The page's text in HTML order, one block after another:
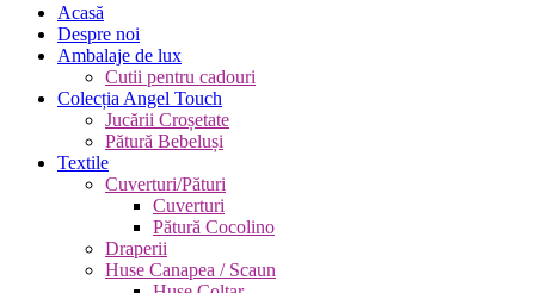
Acasă
Despre noi
Ambalaje de lux
Cutii pentru cadouri
Colecția Angel Touch
Jucării Croșetate
Pătură Bebeluși
Textile
Cuverturi/Pături
Cuverturi
Pătură Cocolino
Draperii
Huse Canapea / Scaun